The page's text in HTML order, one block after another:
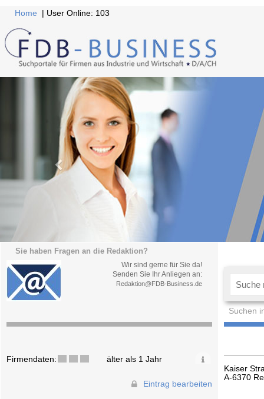
Home | User Online: 103
Sie haben Fragen an die Redaktion?
Wir sind gerne für Sie da!
Senden Sie Ihr Anliegen an:
Redaktion@FDB-Business.de
Suchen
Firmendaten: älter als 1 Jahr
Eintrag bearbeiten
Kaiser
A-6370